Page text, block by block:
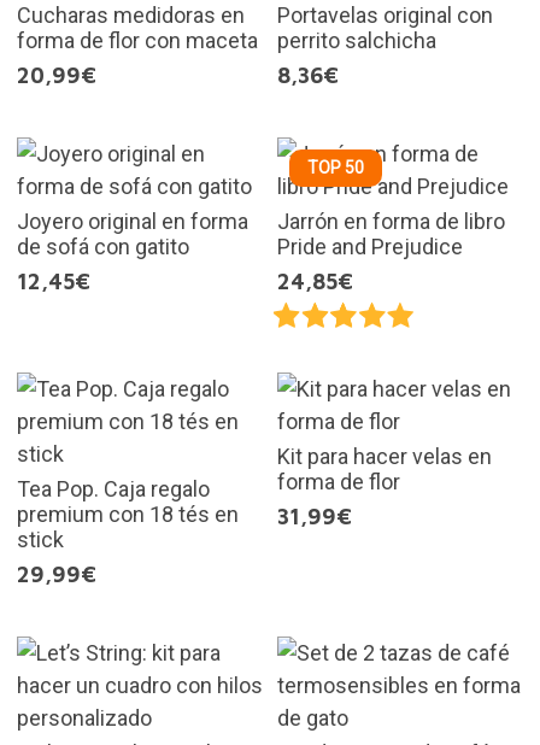
Cucharas medidoras en
forma de flor con maceta
20,99€
Portavelas original con
perrito salchicha
8,36€
Joyero original en forma
de sofá con gatito
12,45€
TOP 50
Jarrón en forma de libro
Pride and Prejudice
24,85€
Tea Pop. Caja regalo
premium con 18 tés en
stick
29,99€
Kit para hacer velas en
forma de flor
31,99€